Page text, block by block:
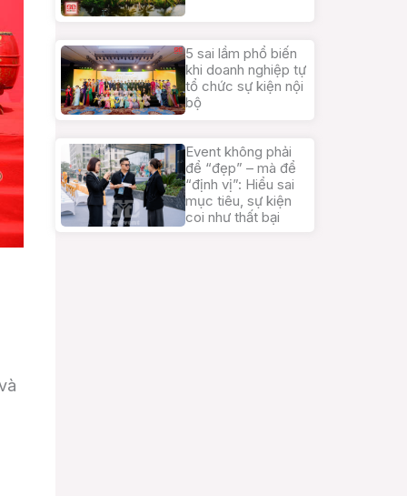
5 sai lầm phổ biến
khi doanh nghiệp tự
tổ chức sự kiện nội
bộ
Event không phải
để “đẹp” – mà để
“định vị”: Hiểu sai
mục tiêu, sự kiện
coi như thất bại